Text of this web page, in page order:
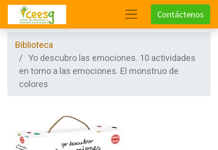
Contáctenos
Biblioteca
Yo descubro las emociones. 10 actividades
en torno a las emociones. El monstruo de
colores